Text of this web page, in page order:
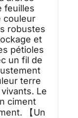
feuilles
couleur
robustes
et
pétioles
un fil de
terre
Le
ciment
【Un